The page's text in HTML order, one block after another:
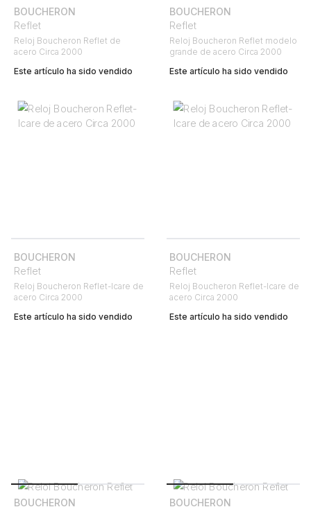
BOUCHERON
Reflet
Reloj Boucheron Reflet de
acero Circa 2000
Este artículo ha sido vendido
BOUCHERON
Reflet
Reloj Boucheron Reflet modelo
grande de acero Circa 2000
Este artículo ha sido vendido
BOUCHERON
Reflet
Reloj Boucheron Reflet-Icare de
acero Circa 2000
Este artículo ha sido vendido
BOUCHERON
Reflet
Reloj Boucheron Reflet-Icare de
acero Circa 2000
Este artículo ha sido vendido
BOUCHERON
BOUCHERON